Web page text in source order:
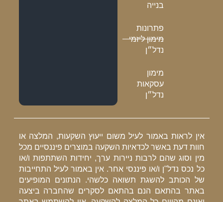
בנייה
פתרונות
מימון ליזמי
נדל״ן
מימון
עסקאות
נדל״ן
אין לראות באמור לעיל משום ייעוץ השקעות, המלצה או
חוות דעת באשר לכדאיות השקעה במוצרים פיננסיים מכל
מין וסוג שהם לרבות ניירות ערך, יחידות השתתפות ו/או
כל נכס נדל"ן ו/או פיננסי אחר. אין באמור לעיל התחייבות
של הכותב להשגת תשואה כלשהי. הנתונים המופיעים
באתר בהתאם הנם בהתאם לסקרים שהחברה ביצעה